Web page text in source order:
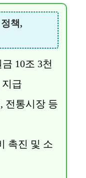
책,
10조 3천
급
전통시장 등
촉진 및 소